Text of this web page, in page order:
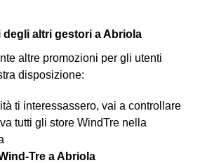
altri gestori a Abriola
altre promozioni per gli utenti
disposizione:
ti interessassero, vai a controllare
tutti gli store WindTre nella
Tre a Abriola